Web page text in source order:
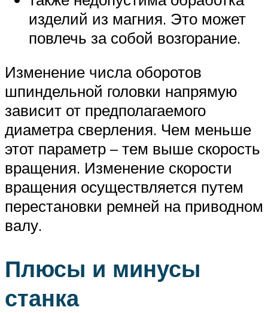
изделий из магния. Это может
повлечь за собой возгорание.
Изменение числа оборотов
шпиндельной головки напрямую
зависит от предполагаемого
диаметра сверления. Чем меньше
этот параметр – тем выше скорость
вращения. Изменение скорости
вращения осуществляется путем
перестановки ремней на приводном
валу.
Плюсы и минусы
станка